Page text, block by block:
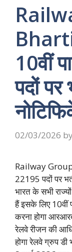
10वीं
पदों पर
02/03/2026 by
Railway
22195 पदों पर
भारत के सभी
हैं इसके लिए 10वीं
करना होगा
रेलवे रीजन की
होगा रेलवे ग्रुप